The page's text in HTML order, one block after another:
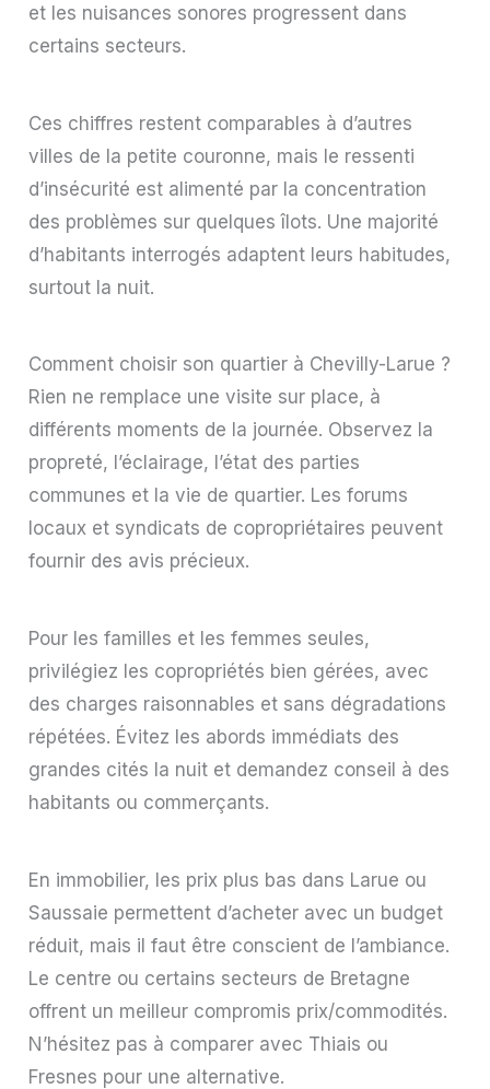
et les nuisances sonores progressent dans
certains secteurs.
Ces chiffres restent comparables à d’autres
villes de la petite couronne, mais le ressenti
d’insécurité est alimenté par la concentration
des problèmes sur quelques îlots. Une majorité
d’habitants interrogés adaptent leurs habitudes,
surtout la nuit.
Comment choisir son quartier à Chevilly-Larue ?
Rien ne remplace une visite sur place, à
différents moments de la journée. Observez la
propreté, l’éclairage, l’état des parties
communes et la vie de quartier. Les forums
locaux et syndicats de copropriétaires peuvent
fournir des avis précieux.
Pour les familles et les femmes seules,
privilégiez les copropriétés bien gérées, avec
des charges raisonnables et sans dégradations
répétées. Évitez les abords immédiats des
grandes cités la nuit et demandez conseil à des
habitants ou commerçants.
En immobilier, les prix plus bas dans Larue ou
Saussaie permettent d’acheter avec un budget
réduit, mais il faut être conscient de l’ambiance.
Le centre ou certains secteurs de Bretagne
offrent un meilleur compromis prix/commodités.
N’hésitez pas à comparer avec Thiais ou
Fresnes pour une alternative.